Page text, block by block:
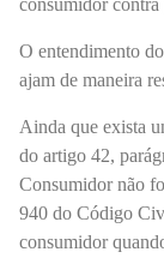
O entendimento
ajam de maneira
Ainda que exista
do artigo 42,
Consumidor não
940 do Código
consumidor